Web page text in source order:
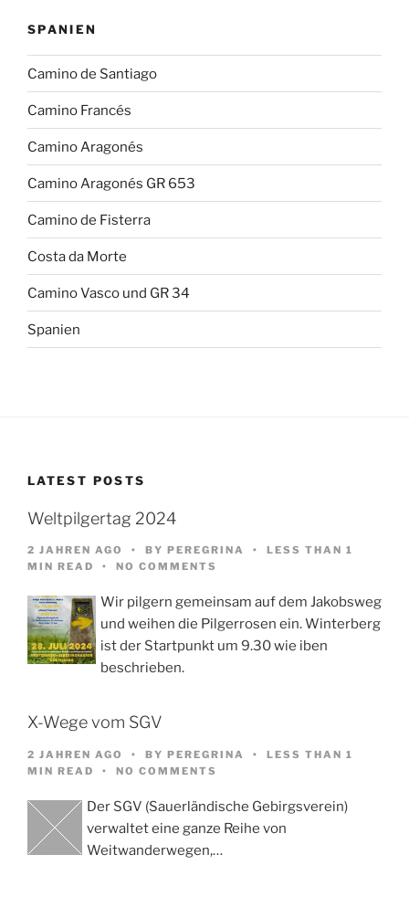
SPANIEN
Camino de Santiago
Camino Francés
Camino Aragonés
Camino Aragonés GR 653
Camino de Fisterra
Costa da Morte
Camino Vasco und GR 34
Spanien
LATEST POSTS
Weltpilgertag 2024
2 JAHREN AGO BY PEREGRINA
LESS THAN 1
MIN READ
NO COMMENTS
Wir pilgern gemeinsam auf dem Jakobsweg
und weihen die Pilgerrosen ein. Winterberg
ist der Startpunkt um 9.30 wie iben
beschrieben.
X-Wege vom SGV
2 JAHREN AGO BY PEREGRINA
LESS THAN 1
MIN READ
NO COMMENTS
Der SGV (Sauerländische Gebirgsverein)
verwaltet eine ganze Reihe von
Weitwanderwegen,…